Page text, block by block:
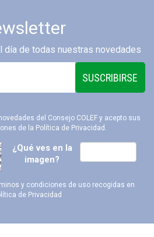
día de todas nuestras novedades
SUSCRIBIRSE
del Consejo COLEF y acepto sus
de la Política de Privacidad .
¿Qué ves en la
imagen?
y condiciones de uso recogidas en
de Privacidad